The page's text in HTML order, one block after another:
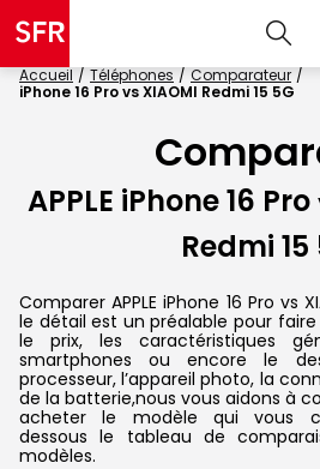
Accueil Téléphones
Comparateur
iPhone 16 Pro vs XIAOMI Redmi 15 5G
APPLE iPhone 16 Pro
Redmi 15
Comparer APPLE iPhone 16 Pro vs
le détail est un préalable pour
le prix, les caractéristiques
smartphones ou encore le
processeur, l’appareil photo, la
de la batterie,nous vous aidons à
acheter le modèle qui vous
dessous le tableau de
modèles.